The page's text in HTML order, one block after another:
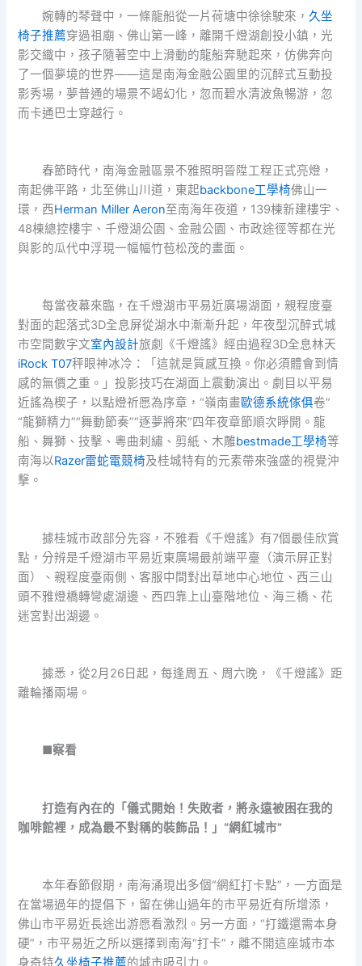
婉轉的琴聲中，一條龍船從一片荷塘中徐徐駛來，久坐
椅子推薦穿過祖廟、佛山第一峰，離開千燈湖創投小鎮，光
影交織中，孩子隨著空中上滑動的龍船奔馳起來，仿佛奔向
了一個夢境的世界——這是南海金融公園里的沉醉式互動投
影秀場，夢普通的場景不竭幻化，忽而碧水清波魚暢游，忽
而卡通巴士穿越行。
春節時代，南海金融區景不雅照明晉陞工程正式亮燈，
南起佛平路，北至佛山川道，東起backbone工學椅佛山一
環，西Herman Miller Aeron至南海年夜道，139棟新建樓宇、
48棟總控樓宇、千燈湖公園、金融公園、市政途徑等都在光
與影的瓜代中浮現一幅幅竹苞松茂的畫面。
每當夜幕來臨，在千燈湖市平易近廣場湖面，親程度臺
對面的起落式3D全息屏從湖水中漸漸升起，年夜型沉醉式城
市空間數字文室內設計旅劇《千燈謠》經由過程3D全息林天
iRock T07秤眼神冰冷：「這就是質感互換。你必須體會到情
感的無價之重。」投影技巧在湖面上震動演出。劇目以平易
近謠為楔子，以點燈祈愿為序章，“嶺南畫歐德系統傢俱卷”
“龍獅精力”“舞動節奏”“逐夢將來”四年夜章節順次睜開。龍
船、舞獅、技擊、粵曲刺繡、剪紙、木雕bestmade工學椅等
南海以Razer雷蛇電競椅及桂城特有的元素帶來強盛的視覺沖
擊。
據桂城市政部分先容，不雅看《千燈謠》有7個最佳欣賞
點，分辨是千燈湖市平易近東廣場最前端平臺（演示屏正對
面）、親程度臺兩側、客服中間對出草地中心地位、西三山
頭不雅燈橋轉彎處湖邊、西四靠上山臺階地位、海三橋、花
迷宮對出湖邊。
據悉，從2月26日起，每逢周五、周六晚，《千燈謠》距
離輪播兩場。
■察看
打造有內在的 「儀式開始！失敗者，將永遠被困在我的
咖啡館裡，成為最不對稱的裝飾品！」“網紅城市”
本年春節假期，南海涌現出多個“網紅打卡點”，一方面是
在當場過年的提倡下，留在佛山過年的市平易近有所增添，
佛山市平易近長途出游愿看激烈。另一方面，“打鐵還需本身
硬”，市平易近之所以選擇到南海“打卡”，離不開這座城市本
身奇特久坐椅子推薦的城市吸引力。